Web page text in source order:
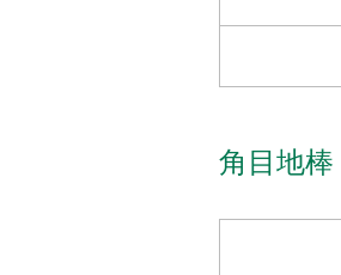
角目地棒